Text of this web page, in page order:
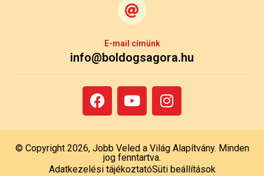
E-mail címünk
info@boldogsagora.hu
© Copyright 2026, Jobb Veled a Világ Alapítvány. Minden
jog fenntartva.
Adatkezelési tájékoztatóSüti beállítások